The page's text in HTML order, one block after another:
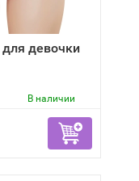
девочки
В наличии